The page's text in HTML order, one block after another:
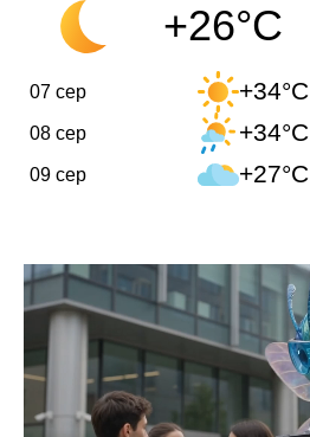
+26°C
07 сер +34°C
08 сер +34°C
09 сер +27°C